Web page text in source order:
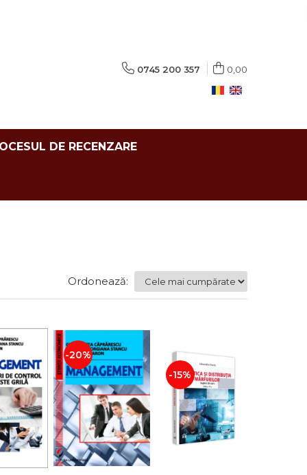
0745 200 357 0,00
DE RECENZARE
Ordonează:
-20%
-15%